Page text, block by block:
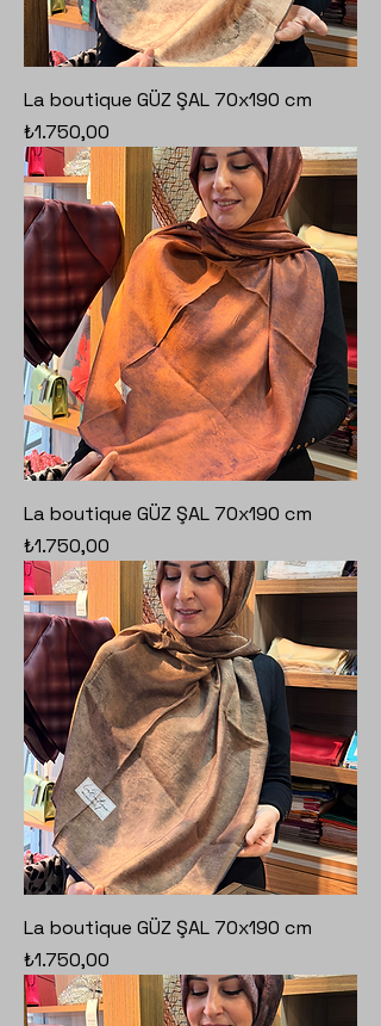
La boutique GÜZ ŞAL 70x190 cm
Fiyat
₺1.750,00
La boutique GÜZ ŞAL 70x190 cm
Fiyat
₺1.750,00
La boutique GÜZ ŞAL 70x190 cm
Fiyat
₺1.750,00